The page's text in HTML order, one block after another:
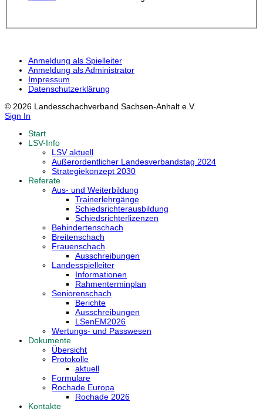
Anmeldung als Spielleiter
Anmeldung als Administrator
Impressum
Datenschutzerklärung
© 2026 Landesschachverband Sachsen-Anhalt e.V.
Sign In
Start
LSV-Info
LSV aktuell
Außerordentlicher Landesverbandstag 2024
Strategiekonzept 2030
Referate
Aus- und Weiterbildung
Trainerlehrgänge
Schiedsrichterausbildung
Schiedsrichterlizenzen
Behindertenschach
Breitenschach
Frauenschach
Ausschreibungen
Landesspielleiter
Informationen
Rahmenterminplan
Seniorenschach
Berichte
Ausschreibungen
LSenEM2026
Wertungs- und Passwesen
Dokumente
Übersicht
Protokolle
aktuell
Formulare
Rochade Europa
Rochade 2026
Kontakte